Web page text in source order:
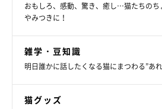
健康な猫は基本的に体臭や口臭がありま
おもしろ、感動、驚き、癒し…猫たちの
やみつきに！
雑学・豆知識
明日誰かに話したくなる猫にまつわる”あ
猫グッズ